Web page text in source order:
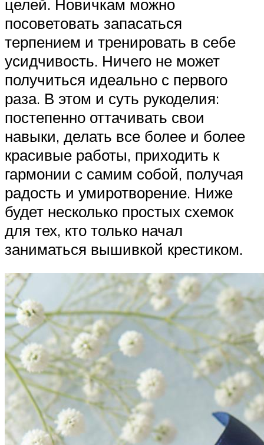
целей. Новичкам можно
посоветовать запасаться
терпением и тренировать в себе
усидчивость. Ничего не может
получиться идеально с первого
раза. В этом и суть рукоделия:
постепенно оттачивать свои
навыки, делать все более и более
красивые работы, приходить к
гармонии с самим собой, получая
радость и умиротворение. Ниже
будет несколько простых схемок
для тех, кто только начал
заниматься вышивкой крестиком.